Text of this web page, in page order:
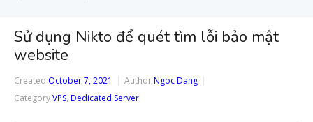
Sử dụng Nikto để quét tìm lỗi bảo mật
website
Created October 7, 2021 AuthorNgoc Dang
CategoryVPS, Dedicated Server